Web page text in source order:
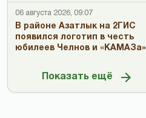
06 августа 2026, 09:07
В районе Азатлык на 2ГИС
появился логотип в честь
юбилеев Челнов и «КАМАЗа»
Показать ещё